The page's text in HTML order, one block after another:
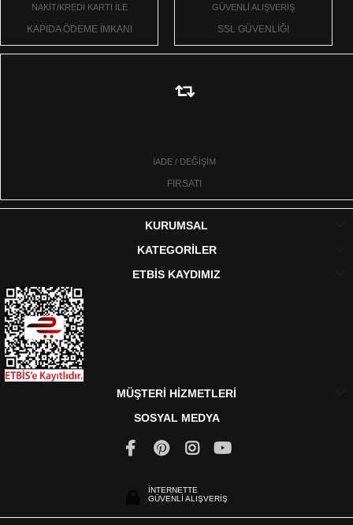
NAKİT/KREDİ KARTI İLE
KAPIDA ÖDEME İMKANI
GÜVENLİ ALIŞVERİŞ
SSL GÜVENLİĞİ
İADE / DEĞİŞİM
FIRSATI
KURUMSAL
KATEGORİLER
ETBİS KAYDIMIZ
MÜŞTERİ HİZMETLERİ
SOSYAL MEDYA
İNTERNETTE
GÜVENLİ ALIŞVERİŞ